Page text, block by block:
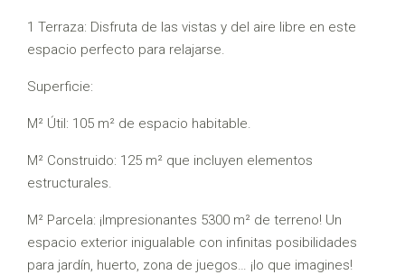
1 Terraza: Disfruta de las vistas y del aire libre en este
espacio perfecto para relajarse.
Superficie:
M² Útil: 105 m² de espacio habitable.
M² Construido: 125 m² que incluyen elementos
estructurales.
M² Parcela: ¡Impresionantes 5300 m² de terreno! Un
espacio exterior inigualable con infinitas posibilidades
para jardín, huerto, zona de juegos… ¡lo que imagines!